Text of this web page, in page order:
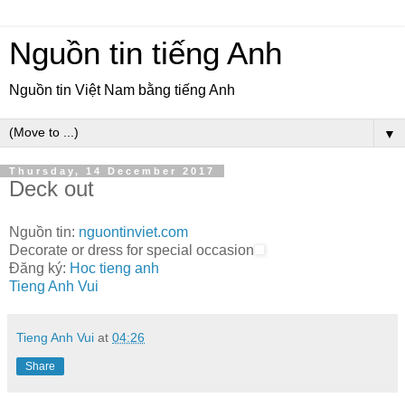
Nguồn tin tiếng Anh
Nguồn tin Việt Nam bằng tiếng Anh
▼
Thursday, 14 December 2017
Deck out
Nguồn tin: nguontinviet.com
Decorate or dress for special occasion
Đăng ký: Hoc tieng anh
Tieng Anh Vui
Tieng Anh Vui at 04:26
Share